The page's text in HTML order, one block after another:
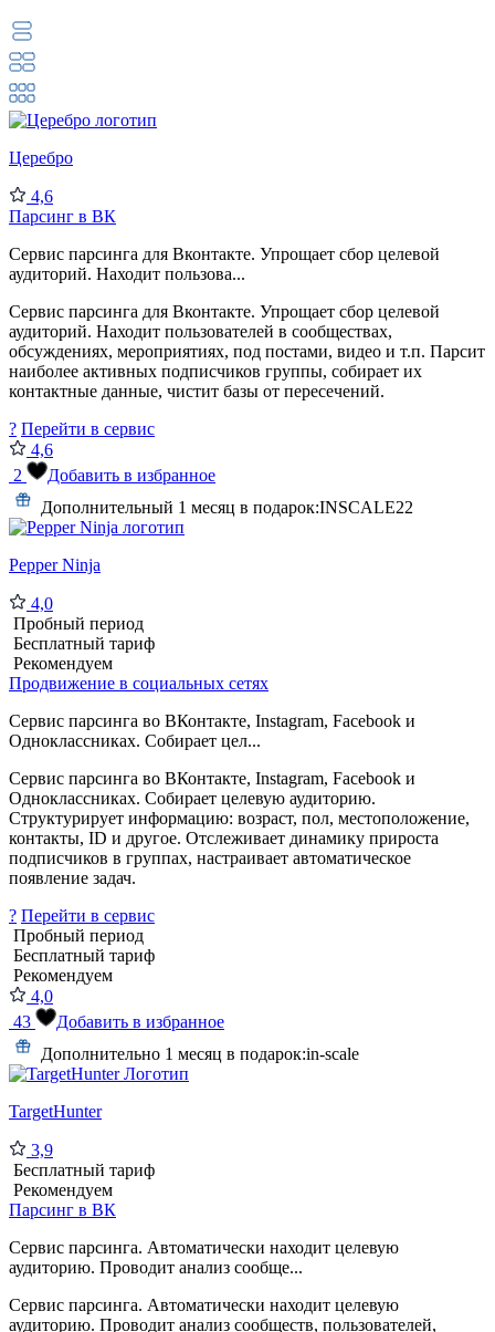
Церебро
4,6
Парсинг в ВК
Сервис парсинга для Вконтакте. Упрощает сбор целевой
аудиторий. Находит пользова...
Сервис парсинга для Вконтакте. Упрощает сбор целевой
аудиторий. Находит пользователей в сообществах,
обсуждениях, мероприятиях, под постами, видео и т.п. Парсит
наиболее активных подписчиков группы, собирает их
контактные данные, чистит базы от пересечений.
? Перейти в сервис
4,6
2
Добавить в избранное
Дополнительный 1 месяц в подарок:INSCALE22
Pepper Ninja
4,0
Пробный период
Бесплатный тариф
Рекомендуем
Продвижение в социальных сетях
Сервис парсинга во ВКонтакте, Instagram, Facebook и
Одноклассниках. Собирает цел...
Сервис парсинга во ВКонтакте, Instagram, Facebook и
Одноклассниках. Собирает целевую аудиторию.
Структурирует информацию: возраст, пол, местоположение,
контакты, ID и другое. Отслеживает динамику прироста
подписчиков в группах, настраивает автоматическое
появление задач.
? Перейти в сервис
Пробный период
Бесплатный тариф
Рекомендуем
4,0
43
Добавить в избранное
Дополнительно 1 месяц в подарок:in-scale
TargetHunter
3,9
Бесплатный тариф
Рекомендуем
Парсинг в ВК
Сервис парсинга. Автоматически находит целевую
аудиторию. Проводит анализ сообще...
Сервис парсинга. Автоматически находит целевую
аудиторию. Проводит анализ сообществ, пользователей,